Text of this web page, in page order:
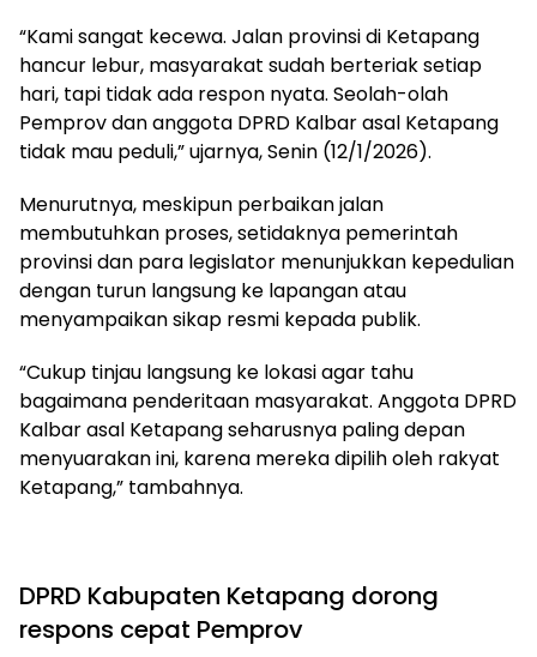
“Kami sangat kecewa. Jalan provinsi di Ketapang
hancur lebur, masyarakat sudah berteriak setiap
hari, tapi tidak ada respon nyata. Seolah-olah
Pemprov dan anggota DPRD Kalbar asal Ketapang
tidak mau peduli,” ujarnya, Senin (12/1/2026).
Menurutnya, meskipun perbaikan jalan
membutuhkan proses, setidaknya pemerintah
provinsi dan para legislator menunjukkan kepedulian
dengan turun langsung ke lapangan atau
menyampaikan sikap resmi kepada publik.
“Cukup tinjau langsung ke lokasi agar tahu
bagaimana penderitaan masyarakat. Anggota DPRD
Kalbar asal Ketapang seharusnya paling depan
menyuarakan ini, karena mereka dipilih oleh rakyat
Ketapang,” tambahnya.
DPRD Kabupaten Ketapang dorong
respons cepat Pemprov